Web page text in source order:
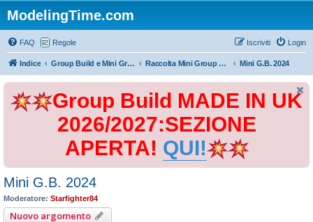
ModelingTime.com
FAQ Regole Login
Iscriviti
Indice Group Build e Mini Group Build Raccolta Mini Group Build Mini G.B. 2024
Group Build MADE IN UK
2026/2027:SEZIONE
APERTA! QUI!
Mini G.B. 2024
Moderatore: Starfighter84
Nuovo argomento